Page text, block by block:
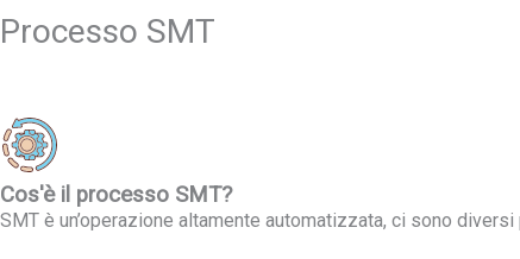
Processo SMT
Cos'è il processo SMT?
SMT è un’operazione altamente automatizzata, ci sono